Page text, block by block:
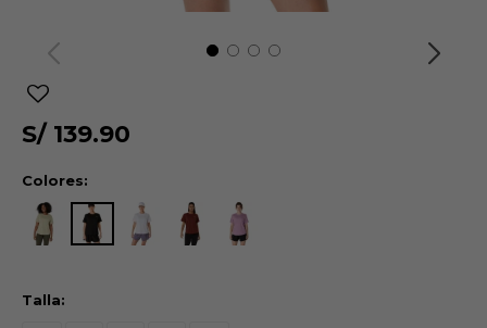
S/ 139.90
Colores:
Talla: